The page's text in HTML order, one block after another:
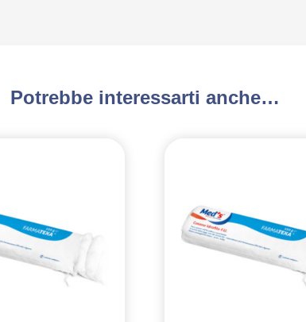
Potrebbe interessarti anche…